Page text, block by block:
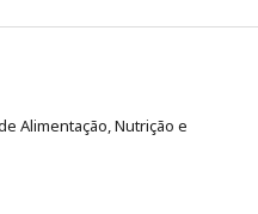
Alimentação, Nutrição e